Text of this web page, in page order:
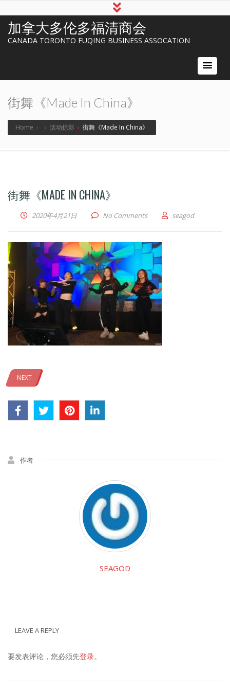
加拿大多伦多福清商会
CANADA TORONTO FUQING BUSINESS ASSOCATION
街舞《Made In China》
Home › › 活动掠影 › 街舞《Made In China》
街舞《MADE IN CHINA》
2020年4月21日 No Comments seagod
NEXT
作者
SEAGOD
LEAVE A REPLY
要发表评论，您必须先登录。